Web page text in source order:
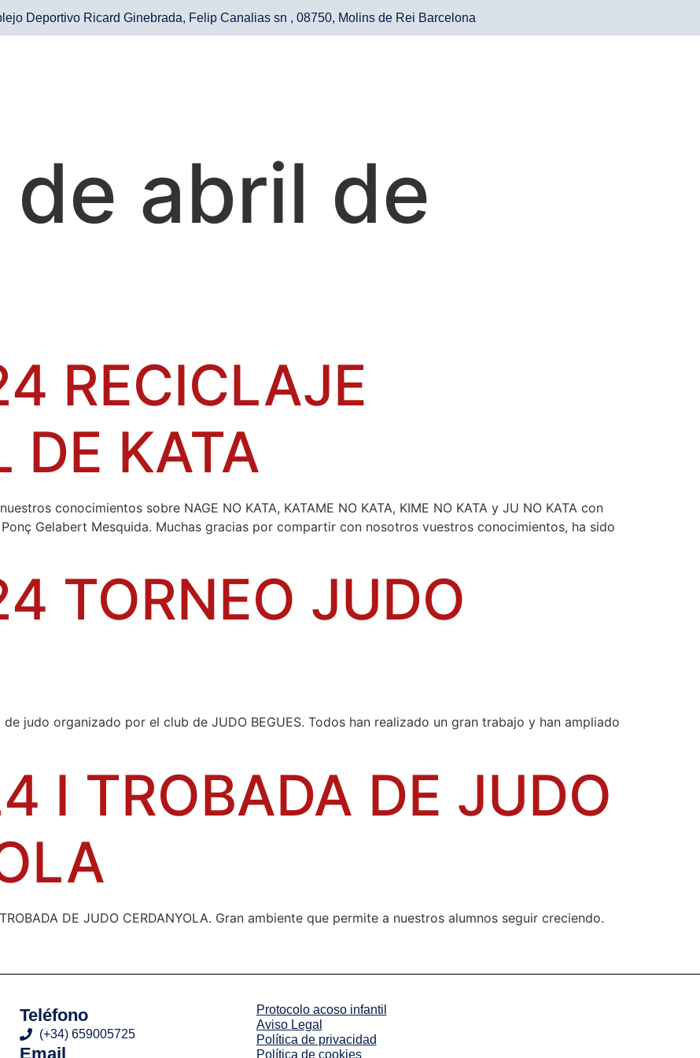
Deportivo Ricard Ginebrada, Felip Canalias sn , 08750, Molins de Rei Barcelona
abril de
RECICLAJE
DE KATA
conocimientos sobre NAGE NO KATA, KATAME NO KATA, KIME NO KATA y JU NO KATA con
Gelabert Mesquida. Muchas gracias por compartir con nosotros vuestros conocimientos, ha sido
TORNEO JUDO
judo organizado por el club de JUDO BEGUES. Todos han realizado un gran trabajo y han ampliado
I TROBADA DE JUDO
DE JUDO CERDANYOLA. Gran ambiente que permite a nuestros alumnos seguir creciendo.
Teléfono
(+34) 659005725
Email
Protocolo acoso infantil
Aviso Legal
Política de privacidad
Política de cookies